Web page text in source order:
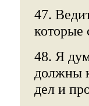
47.
которые
48. Я
должны
дел и